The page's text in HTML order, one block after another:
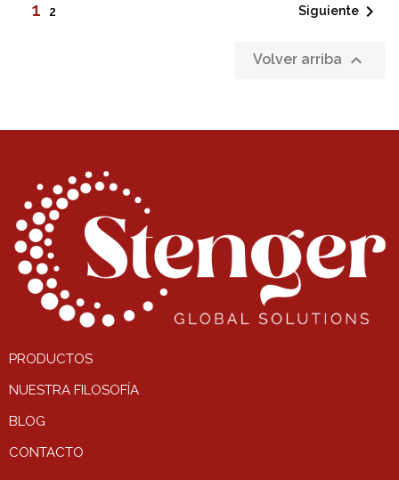
1 2 Siguiente 
Volver arriba 
PRODUCTOS
NUESTRA FILOSOFÍA
BLOG
CONTACTO